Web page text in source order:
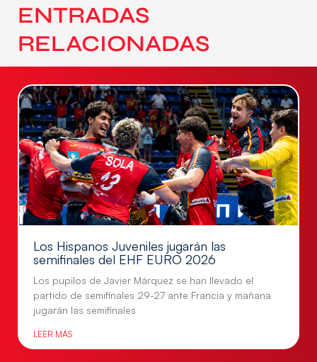
ENTRADAS
RELACIONADAS
Los Hispanos Juveniles jugarán las
semifinales del EHF EURO 2026
Los pupilos de Javier Márquez se han llevado el
partido de semifinales 29-27 ante Francia y mañana
jugarán las semifinales
LEER MÁS